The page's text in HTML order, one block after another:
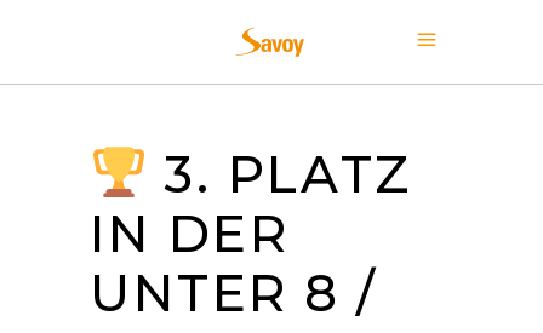
3. PLATZ
IN DER
UNTER 8 /